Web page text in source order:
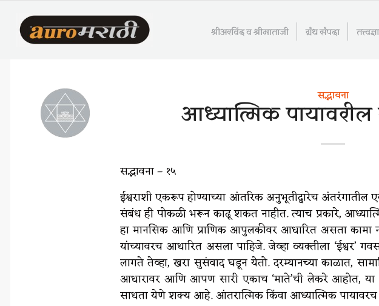
श्रीअरविंद व श्रीमाताजी ग्रंथ संपदा
सद्भावना
आध्यात्मिक
सद्भावना – १५
ईश्वराशी एकरूप होण्याच्या आंतरिक अनुभूतीद्वारेच
संबंध ही पोकळी भरून काढू शकत नाहीत. त्याच प्रकारे,
हा मानसिक आणि प्राणिक आपुलकीवर आधारित असता कामा
यांच्यावरच आधारित असला पाहिजे. जेव्हा व्यक्तीला ‘ईश्वर’
लागते तेव्हा, खरा सुसंवाद घडून येतो. दरम्यानच्या काळात,
आधारावर आणि आपण सारी एकाच ‘माते’ची लेकरे आहोत, या
साधता येणे शक्य आहे. आंतरात्मिक किंवा आध्यात्मिक